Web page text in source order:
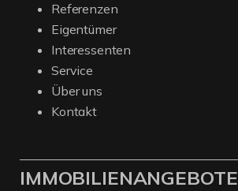
Referenzen
Eigentümer
Interessenten
Service
Über uns
Kontakt
IMMOBILIENANGEBOTE